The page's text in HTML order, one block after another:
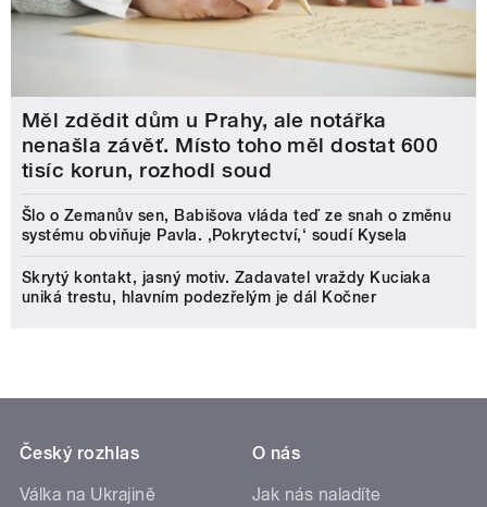
Měl zdědit dům u Prahy, ale notářka
nenašla závěť. Místo toho měl dostat 600
tisíc korun, rozhodl soud
Šlo o Zemanův sen, Babišova vláda teď ze snah o změnu
systému obviňuje Pavla. ‚Pokrytectví,‘ soudí Kysela
Skrytý kontakt, jasný motiv. Zadavatel vraždy Kuciaka
uniká trestu, hlavním podezřelým je dál Kočner
Český rozhlas
Válka na Ukrajině
O nás
Jak nás naladíte